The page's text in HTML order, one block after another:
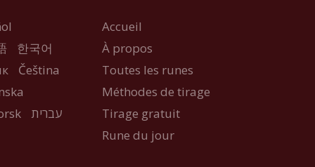
한국어
Čeština
עברית
Accueil
À propos
Toutes les runes
Méthodes de tirage
Tirage gratuit
Rune du jour